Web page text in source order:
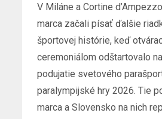
V Miláne a Cortine
marca začali písať ďalšie
športovej histórie, keď
ceremoniálom odštartovalo
podujatie svetového
paralympijské hry 2026. Tie
marca a Slovensko na nich